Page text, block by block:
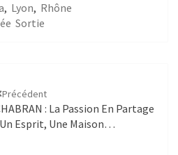
, Lyon, Rhône
Sortie
Précédent
: La Passion En Partage
Esprit, Une Maison…